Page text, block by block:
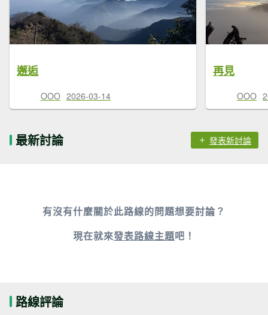
邂逅
OOO 2026-03-14
再見
OOO
最新討論 發表新討論
有沒有什麼關於此路線的問題想要討論？
現在就來發表路線主題吧！
路線評論